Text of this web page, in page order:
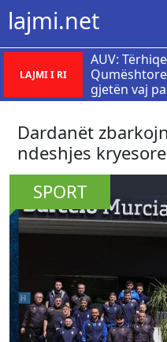
lajmi.net
LAJMI I RI
AUV:
gjetën vaj
​Dardanët
ndeshjes
SPORT